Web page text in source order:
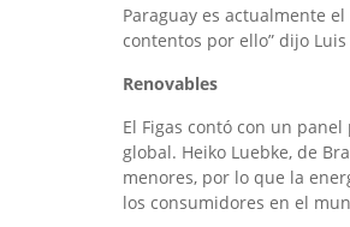
Paraguay es actualmente
contentos por ello” dijo
Renovables
El Figas contó con un
global. Heiko Luebke, de
menores, por lo que la
los consumidores en el